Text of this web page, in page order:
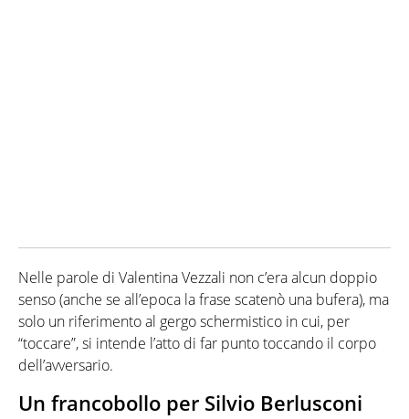
Nelle parole di Valentina Vezzali non c’era alcun doppio
senso (anche se all’epoca la frase scatenò una bufera), ma
solo un riferimento al gergo schermistico in cui, per
“toccare”, si intende l’atto di far punto toccando il corpo
dell’avversario.
Un francobollo per Silvio Berlusconi